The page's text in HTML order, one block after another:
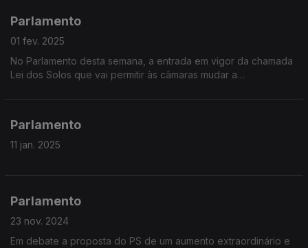
Parlamento
01 fev. 2025
No Parlamento desta semana, a entrada em vigor da chamada
Lei dos Solos que vai permitir às câmaras mudar a
Parlamento
11 jan. 2025
Parlamento
23 nov. 2024
Em debate a proposta do PS de um aumento extraordinário e